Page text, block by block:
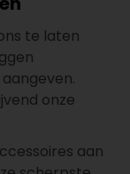
te laten
onze
aan